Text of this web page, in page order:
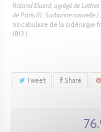
Roland Eluerd, agrégé de
de Paris III, Sorbonne nouvelle
Vocabulaire de la sidérurgie
1812 ).
Tweet Share